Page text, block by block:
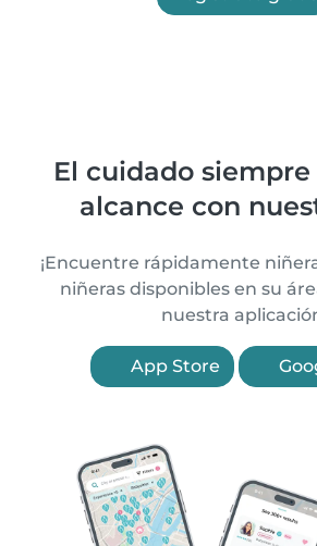
El cuidado
alcance con
¡Encuentre rápidamente
niñeras disponibles en su
nuestra
App Store